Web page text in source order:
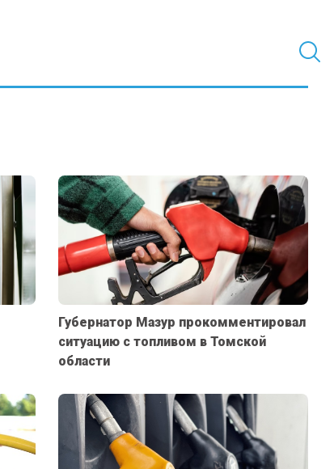
Губернатор Мазур прокомментировал
ситуацию с топливом в Томской
области